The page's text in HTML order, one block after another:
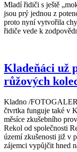
Mladí řidiči s ještě
jsou prý jednou z
proto nyní vytvořila
řidiče vede k
Kladeňáci už
růžových
Kladno /
čtvrtka funguje také v
měsíce zkušebního
Rekol od společnosti
území zkušenosti již v
zájemci vypůjčit hned